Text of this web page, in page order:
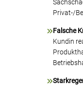
Privat-/
Falsche
Kundin